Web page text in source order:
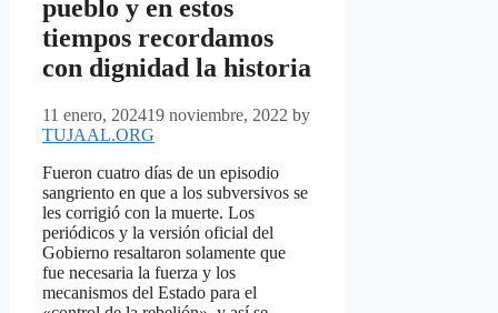
pueblo y en estos
tiempos recordamos
con dignidad la historia
11 enero, 202419 noviembre, 2022 by
TUJAAL.ORG
Fueron cuatro días de un episodio
sangriento en que a los subversivos se
les corrigió con la muerte. Los
periódicos y la versión oficial del
Gobierno resaltaron solamente que
fue necesaria la fuerza y los
mecanismos del Estado para el